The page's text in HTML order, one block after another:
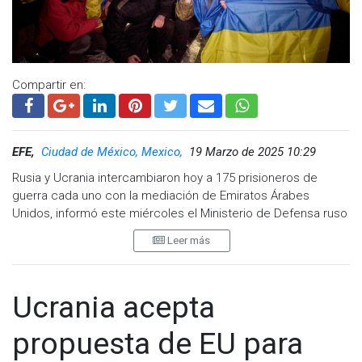
Compartir en:
EFE, Ciudad de México, Mexico,
19 Marzo de 2025 10:29
Rusia y Ucrania intercambiaron hoy a 175 prisioneros de
guerra cada uno con la mediación de Emiratos Árabes
Unidos, informó este miércoles el Ministerio de Defensa ruso
en su canal de Telegram.
"Actualmente todos los militares rusos se encuentran en
donde tienen la posibilidad de comunicarse con sus familias",
señala el comunicado castrense.
Today is another day when Ukraine brings its people back.
Leer más
Ucrania acepta
propuesta de EU para